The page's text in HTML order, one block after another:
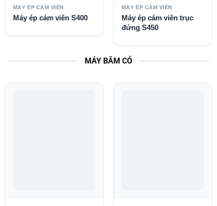
MÁY ÉP CÁM VIÊN
Máy ép cám viên S400
MÁY ÉP CÁM VIÊN
Máy ép cám viên trục
đứng S450
MÁY BĂM CỎ